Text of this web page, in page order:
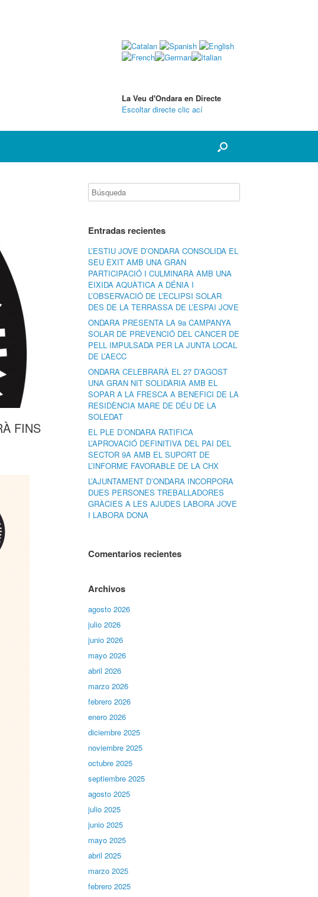
La Veu d'Ondara en Directe
Escoltar directe clic ací
FINS
Entradas recientes
L’ESTIU JOVE D’ONDARA CONSOLIDA EL
SEU ÈXIT AMB UNA GRAN
PARTICIPACIÓ I CULMINARÀ AMB UNA
EIXIDA AQUÀTICA A DÉNIA I
L’OBSERVACIÓ DE L’ECLIPSI SOLAR
DES DE LA TERRASSA DE L’ESPAI JOVE
ONDARA PRESENTA LA 9a CAMPANYA
SOLAR DE PREVENCIÓ DEL CÀNCER DE
PELL IMPULSADA PER LA JUNTA LOCAL
DE L’AECC
ONDARA CELEBRARÀ EL 27 D’AGOST
UNA GRAN NIT SOLIDÀRIA AMB EL
SOPAR A LA FRESCA A BENEFICI DE LA
RESIDÈNCIA MARE DE DÉU DE LA
SOLEDAT
EL PLE D’ONDARA RATIFICA
L’APROVACIÓ DEFINITIVA DEL PAI DEL
SECTOR 9A AMB EL SUPORT DE
L’INFORME FAVORABLE DE LA CHX
L’AJUNTAMENT D’ONDARA INCORPORA
DUES PERSONES TREBALLADORES
GRÀCIES A LES AJUDES LABORA JOVE
I LABORA DONA
Comentarios recientes
Archivos
agosto 2026
julio 2026
junio 2026
mayo 2026
abril 2026
marzo 2026
febrero 2026
enero 2026
diciembre 2025
noviembre 2025
octubre 2025
septiembre 2025
agosto 2025
julio 2025
junio 2025
mayo 2025
abril 2025
marzo 2025
febrero 2025